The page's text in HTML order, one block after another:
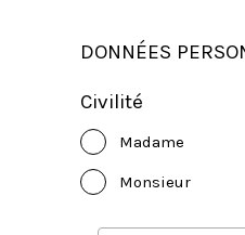
DONNÉES
Civilité
Madame
Monsieur